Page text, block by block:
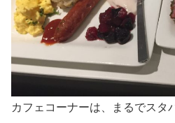
カフェコーナーは、まるでスタ